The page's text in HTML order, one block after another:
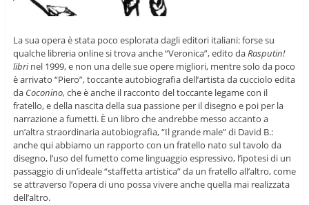
La sua opera è stata poco esplorata dagli editori italiani: forse su
qualche libreria online si trova anche “Veronica”, edito daRasputin!
librinel 1999, e non una delle sue opere migliori, mentre solo da poco
è arrivato “Piero”, toccante autobiografia dell’artista da cucciolo edita
da Coconino, che è anche il racconto del toccante legame con il
fratello, e della nascita della sua passione per il disegno e poi per la
narrazione a fumetti. È un libro che andrebbe messo accanto a
un’altra straordinaria autobiografia, “Il grande male” di David B.:
anche qui abbiamo un rapporto con un fratello nato sul tavolo da
disegno, l’uso del fumetto come linguaggio espressivo, l’ipotesi di un
passaggio di un’ideale “staffetta artistica” da un fratello all’altro, come
se attraverso l’opera di uno possa vivere anche quella mai realizzata
dell’altro.